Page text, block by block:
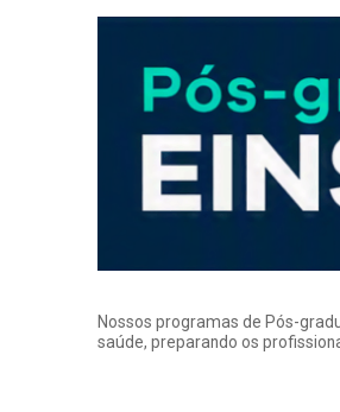
Nossos programas de Pós-
saúde, preparando os